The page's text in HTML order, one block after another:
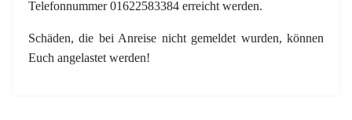
Telefonnummer 01622583384 erreicht werden.
Schäden, die bei Anreise nicht gemeldet wurden, können
Euch angelastet werden!